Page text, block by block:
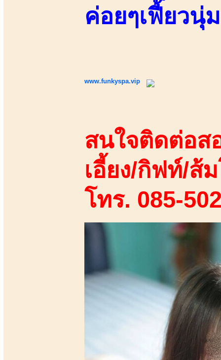
ค่อยๆเฟี้ยวนุ่
www.funkyspa.vip
สนใจติดต่อส
เอี้ยง/กิฟท์/ส้
โทร. 085-